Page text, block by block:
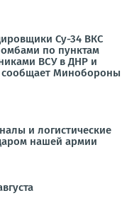
Су-34 ВКС
по пунктам
ВСУ в ДНР и
сообщает Минобороны
и логистические
нашей армии